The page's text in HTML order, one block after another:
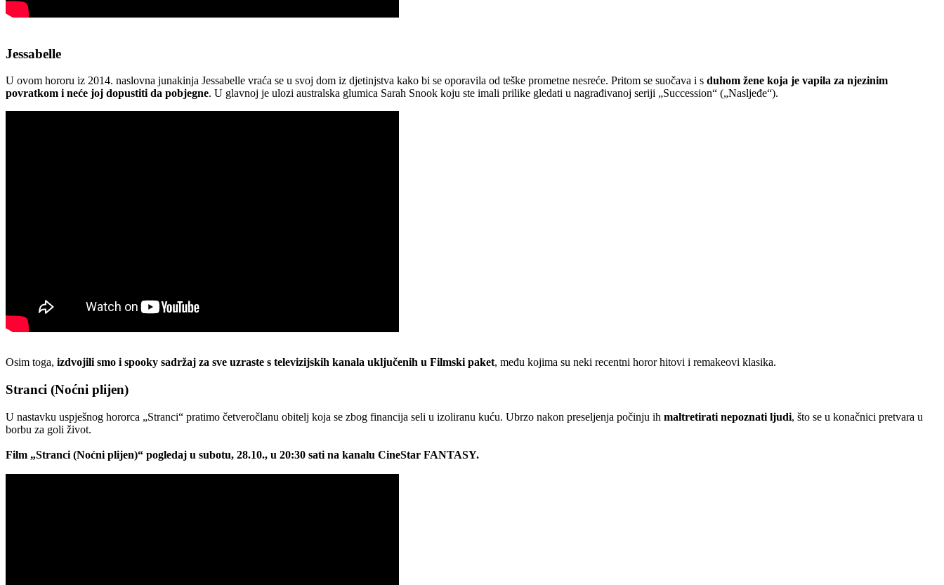
Jessabelle
U ovom hororu iz 2014. naslovna junakinja Jessabelle vraća se u svoj dom iz djetinjstva kako bi se oporavila od teške prometne nesreće. Pritom se suočava i s duhom žene koja je vapila za njezinim
povratkom i neće joj dopustiti da pobjegne. U glavnoj je ulozi australska glumica Sarah Snook koju ste imali prilike gledati u nagrađivanoj seriji „Succession“ („Nasljeđe“).
Osim toga, izdvojili smo i spooky sadržaj za sve uzraste s televizijskih kanala uključenih u Filmski paket, među kojima su neki recentni horor hitovi i remakeovi klasika.
Stranci (Noćni plijen)
U nastavku uspješnog hororca „Stranci“ pratimo četveročlanu obitelj koja se zbog financija seli u izoliranu kuću. Ubrzo nakon preseljenja počinju ih maltretirati nepoznati ljudi, što se u konačnici pretvara u
borbu za goli život.
Film „Stranci (Noćni plijen)“ pogledaj u subotu, 28.10., u 20:30 sati na kanalu CineStar FANTASY.